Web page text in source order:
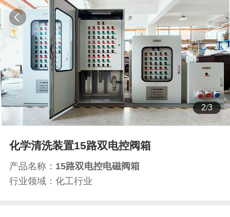
3/3
化学清洗装置15路双电控阀箱
产品名称： 15路双电控电磁阀箱
行业领域：化工行业